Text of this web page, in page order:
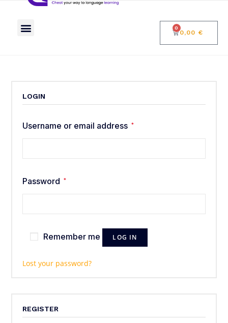
0,00€
0
LOGIN
Username or email address *
Password *
Remember me LOG IN
Lost your password?
REGISTER